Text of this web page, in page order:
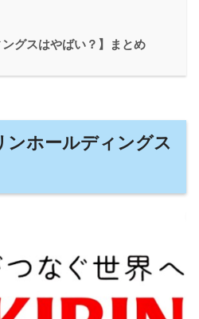
グスはやばい？】まとめ
ンホールディングス